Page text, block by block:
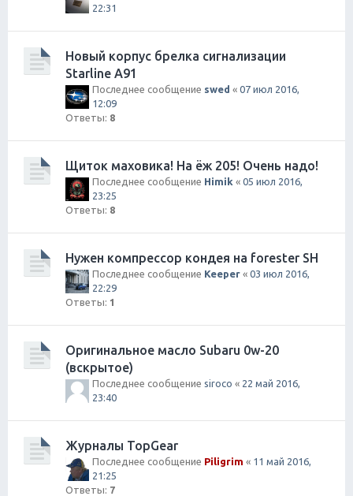
22:31
Новый корпус брелка сигнализации
Starline A91
Последнее сообщение swed « 07 июл 2016,
12:09
Ответы: 8
Щиток маховика! На ёж 205! Очень надо!
Последнее сообщение Himik « 05 июл 2016,
23:25
Ответы: 8
Нужен компрессор кондея на forester SH
Последнее сообщение Keeper « 03 июл 2016,
22:29
Ответы: 1
Оригинальное масло Subaru 0w-20
(вскрытое)
Последнее сообщение siroco « 22 май 2016,
23:40
Журналы TopGear
Последнее сообщение Piligrim « 11 май 2016,
21:25
Ответы: 7